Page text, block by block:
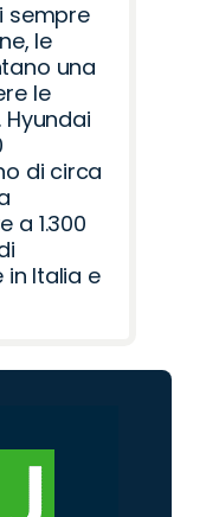
sempre
le
una
le
di circa
a 1.300
in Italia e